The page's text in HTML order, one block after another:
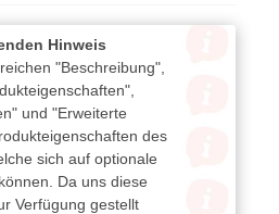
Hinweis
"Beschreibung",
und "Erweiterte
des
sich auf optionale
Da uns diese
Verfügung gestellt